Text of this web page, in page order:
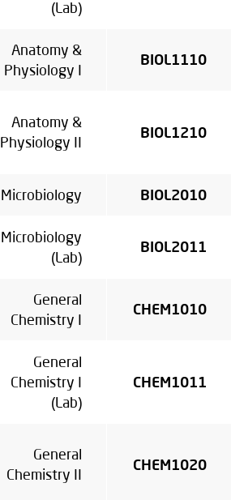
(Lab)
BIOL1110
Anatomy &
Physiology I
BIOL1210
Anatomy &
Physiology II
BIOL2010
Microbiology
BIOL2011
Microbiology
(Lab)
CHEM1010
General
Chemistry I
CHEM1011
General
Chemistry I
(Lab)
CHEM1020
General
Chemistry II